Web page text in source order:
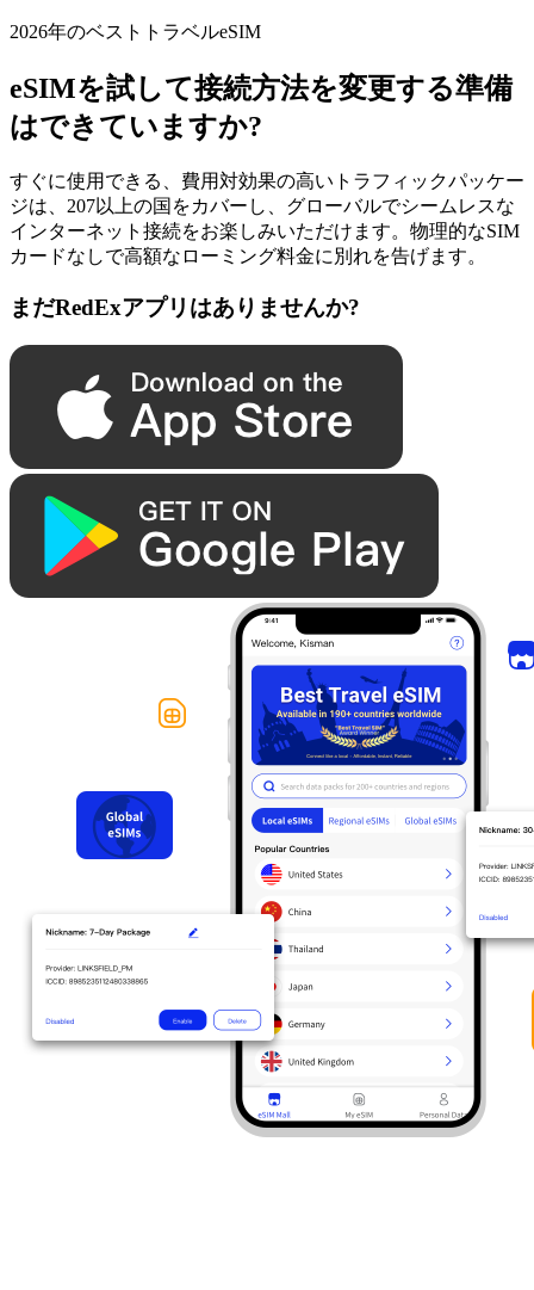
2026年のベストトラベルeSIM
eSIMを試して接続方法を変更する準備
はできていますか?
すぐに使用できる、費用対効果の高いトラフィックパッケー
ジは、207以上の国をカバーし、グローバルでシームレスな
インターネット接続をお楽しみいただけます。物理的なSIM
カードなしで高額なローミング料金に別れを告げます。
まだRedExアプリはありませんか?